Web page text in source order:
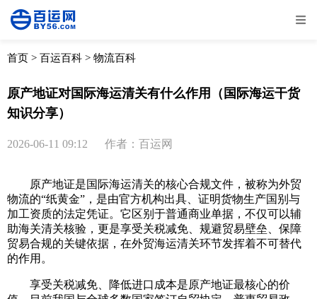
全部 物流资讯
首页 > 百运百科 > 物流百科
原产地证对国际海运清关有什么作用（国际海运干货
知识分享）
2026-06-11 09:12 作者：百运网
原产地证是国际海运清关的核心合规文件，被称为外贸
物流的“纸黄金”，是由官方机构出具、证明货物生产国别与
加工资质的法定凭证。它区别于普通商业单据，不仅可以辅
助海关清关核验，更是享受关税减免、规避贸易壁垒、保障
贸易合规的关键依据，在外贸海运清关环节发挥着不可替代
的作用。
享受关税减免、降低进口成本是原产地证最核心的价